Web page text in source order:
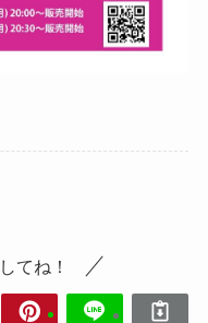
てね！